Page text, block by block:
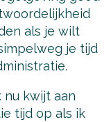
als je wilt
je tijd
nu kwijt aan
tijd op als ik